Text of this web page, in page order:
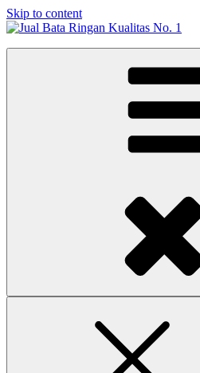
Skip to content
Jual Bata Ringan Kualitas No. 1